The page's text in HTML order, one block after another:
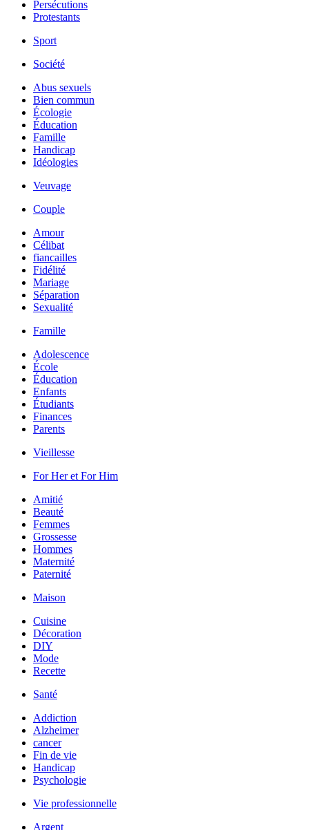
Persécutions
Protestants
Sport
Société
Abus sexuels
Bien commun
Écologie
Éducation
Famille
Handicap
Idéologies
Veuvage
Couple
Amour
Célibat
fiancailles
Fidélité
Mariage
Séparation
Sexualité
Famille
Adolescence
École
Éducation
Enfants
Étudiants
Finances
Parents
Vieillesse
For Her et For Him
Amitié
Beauté
Femmes
Grossesse
Hommes
Maternité
Paternité
Maison
Cuisine
Décoration
DIY
Mode
Recette
Santé
Addiction
Alzheimer
cancer
Fin de vie
Handicap
Psychologie
Vie professionnelle
Argent